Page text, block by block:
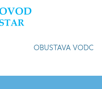
OBUSTAVA